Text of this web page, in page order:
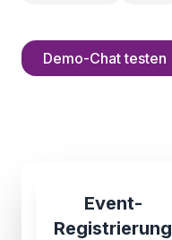
Demo-Chat testen
Event-
Registrierung